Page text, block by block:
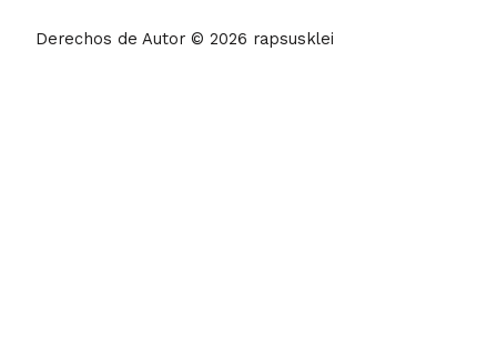
Derechos de Autor © 2026 rapsusklei